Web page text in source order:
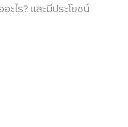
ไร? และมีประโยชน์